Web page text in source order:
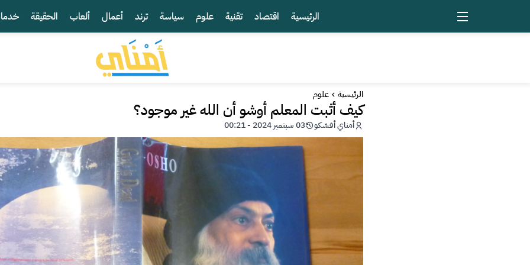
الرئيسية اقتصاد تقنية علوم سياسة ترند أعمال ألعاب الحقيقة
الرئيسية علوم
كيف أثبت المعلم أوشو أن الله غير موجود؟
أمناي أفشكو 03 سبتمبر 2024 - 00:21